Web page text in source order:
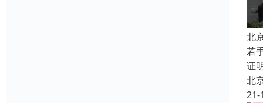
北
若
证
北
21-